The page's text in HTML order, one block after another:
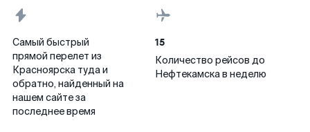
Самый быстрый
прямой перелет из
Красноярска туда и
обратно, найденный на
нашем сайте за
последнее время
15
Количество рейсов до
Нефтекамска в неделю